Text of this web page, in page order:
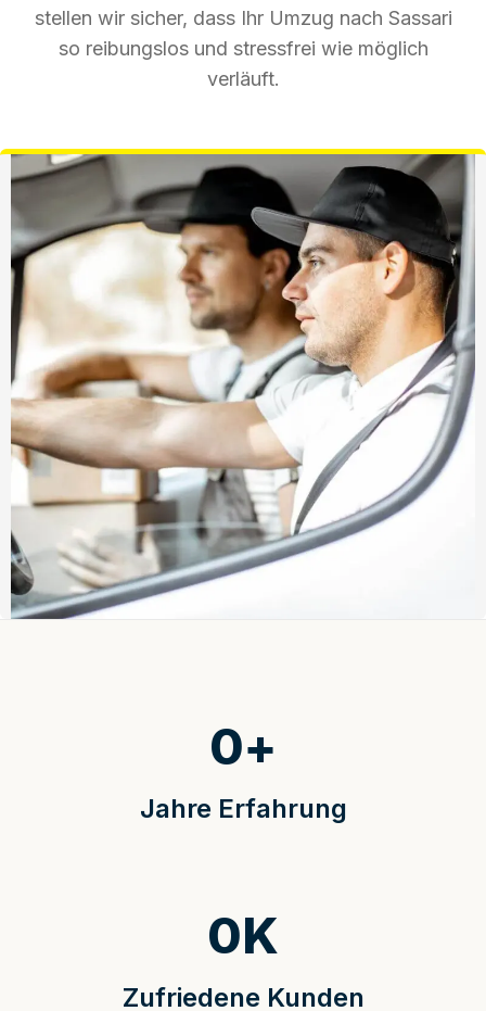
stellen wir sicher, dass Ihr Umzug nach Sassari
so reibungslos und stressfrei wie möglich
verläuft.
Jahre Erfahrung
0+
Zufriedene Kunden
0K